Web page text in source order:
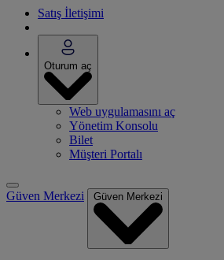
Satış İletişimi
Oturum aç
Web uygulamasını aç
Yönetim Konsolu
Bilet
Müşteri Portalı
Güven Merkezi Güven Merkezi